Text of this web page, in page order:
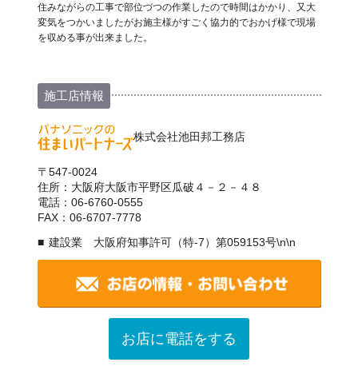
住みながらの工事で部位づつの作業したので時間はかかり、又大
変気をつかいましたがお施主様がすごく協力的でおかげ様で現場
を収める事が出来ました。
施工店情報
株式会社池田邦工務店
〒547-0024
住所：大阪府大阪市平野区瓜破４－２－４８
電話：06-6760-0555
FAX：06-6707-7778
建設業 大阪府知事許可（特-7）第059153号\n\n
お店に電話をする